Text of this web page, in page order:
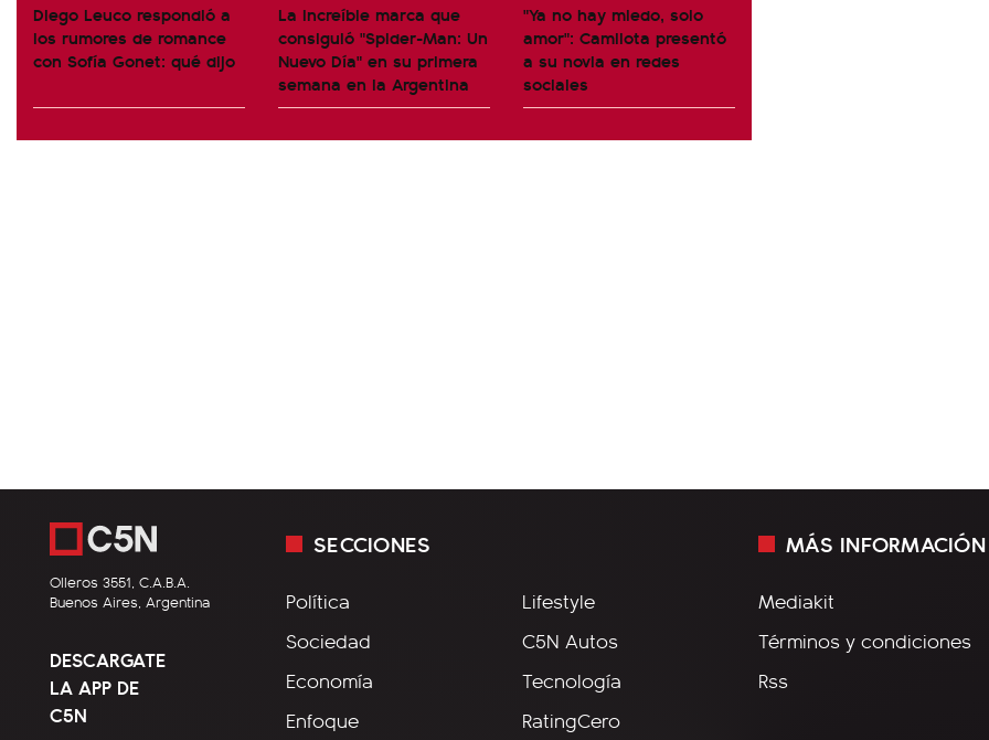
Diego Leuco respondió a
los rumores de romance
con Sofía Gonet: qué dijo
La increíble marca que
consiguió "Spider-Man: Un
Nuevo Día" en su primera
semana en la Argentina
"Ya no hay miedo, solo
amor": Camilota presentó
a su novia en redes
sociales
Olleros 3551, C.A.B.A.
Buenos Aires, Argentina
DESCARGATE
LA APP DE
C5N
SECCIONES
Política
Sociedad
Economía
Enfoque
Lifestyle
C5N Autos
Tecnología
RatingCero
MÁS INFORMACIÓN
Mediakit
Términos y condiciones
Rss